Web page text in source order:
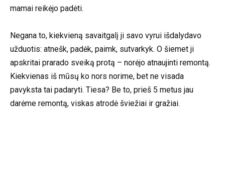
mamai reikėjo padėti.
Negana to, kiekvieną savaitgalį ji savo vyrui išdalydavo
užduotis: atnešk, padėk, paimk, sutvarkyk. O šiemet ji
apskritai prarado sveiką protą – norėjo atnaujinti remontą.
Kiekvienas iš mūsų ko nors norime, bet ne visada
pavyksta tai padaryti. Tiesa? Be to, prieš 5 metus jau
darėme remontą, viskas atrodė šviežiai ir gražiai.